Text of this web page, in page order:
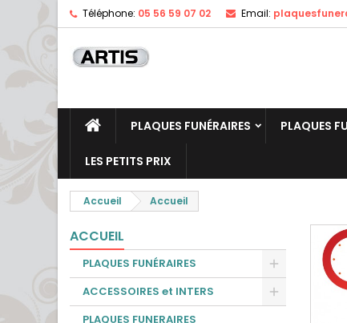
Téléphone: 05 56 59 07 02 Email:
PLAQUES FUNÉRAIRES PLAQUES
LES PETITS PRIX
Accueil Accueil
ACCUEIL
PLAQUES FUNÉRAIRES
ACCESSOIRES et INTERS
PLAQUES FUNERAIRES